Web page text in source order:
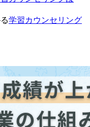
学習カウンセリング